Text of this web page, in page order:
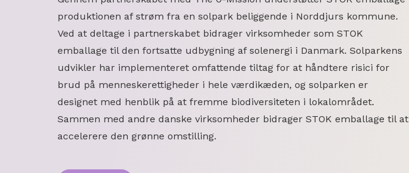
produktionen af strøm fra en solpark beliggende i Norddjurs kommune.
Ved at deltage i partnerskabet bidrager virksomheder som STOK
emballage til den fortsatte udbygning af solenergi i Danmark. Solparkens
udvikler har implementeret omfattende tiltag for at håndtere risici for
brud på menneskerettigheder i hele værdikæden, og solparken er
designet med henblik på at fremme biodiversiteten i lokalområdet.
Sammen med andre danske virksomheder bidrager STOK emballage til at
accelerere den grønne omstilling.